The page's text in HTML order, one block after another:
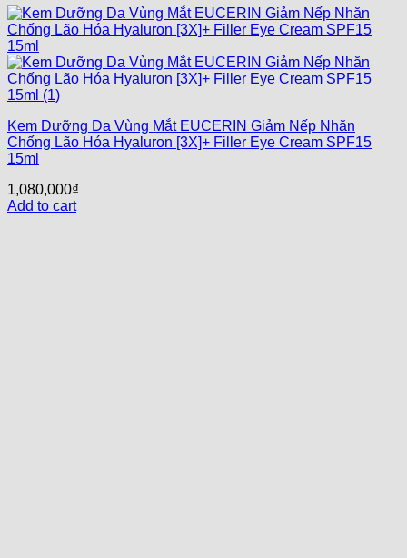
Kem Dưỡng Da Vùng Mắt EUCERIN Giảm Nếp Nhăn
Chống Lão Hóa Hyaluron [3X]+ Filler Eye Cream SPF15
15ml
1,080,000₫
Add to cart